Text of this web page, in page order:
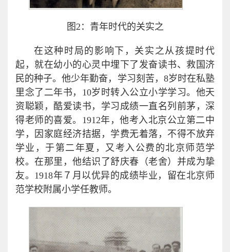
图2：青年时代的关实之
在这种时局的影响下，关实之从孩提时代
起，就在幼小的心灵中埋下了发奋读书、救国济
民的种子。他少年勤奋，学习刻苦，8岁时在私塾
里念了二年书，10岁时转入公立小学学习。他天
资聪颖，酷爱读书，学习成绩一直名列前茅，深
得老师的喜爱。1912年，他考入北京公立第二中
学，因家庭经济拮据，学费无着落，不得不放弃
学业，于第二年夏，又考入公费的北京师范学
校。在那里，他结识了舒庆春（老舍）并成为挚
友。1918年７月以优异的成绩毕业，留在北京师
范学校附属小学任教师。